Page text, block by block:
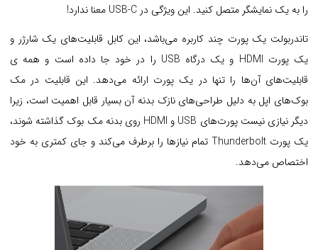
را به یک نمایشگر متصل کنید. این ویژگی در USB-C معنا ندارد!
تاندربولت یک پورت چند کاربره می‌باشد، این کابل قابلیت‌های یک شارژر و
یک پورت HDMI و یک درگاه USB را در خود جا داده است و همه ی
قابلیت‌های آن‌ها را تنها در یک پورت ارائه می‌دهد. این قابلیت در مک
بوک‌های اپل به دلیل طراحی‌های نازک بدنه آن بسیار قابل اهمیت است، زیرا
دیگر نیازی نیست پورت‌های USB و HDMI روی بدنه مک بوک گذاشته شوند،
یک پورت Thunderbolt تمام نیازها را برطرف می‌کند و جای کمتری به خود
اختصاص می‌دهد.